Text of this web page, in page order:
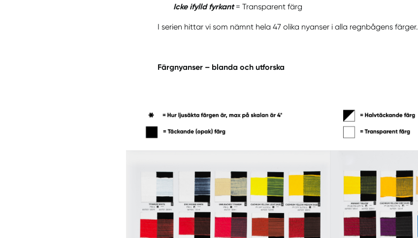
Icke ifylld fyrkant= Transparent färg
I serien hittar vi som nämnt hela 47 olika nyanser i alla regnbågens färger.
Färgnyanser – blanda och utforska